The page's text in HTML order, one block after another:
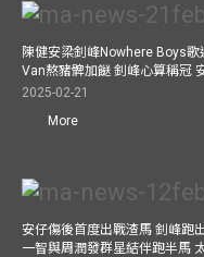
陳健安梁釗峰Nowhere Boys
Van熬豬髀加餸 釗峰心算稱冠
2025-02-21
More
安仔傷後首度出戰渣馬 釗峰跑
一智與周潤發群星結伴跑半馬